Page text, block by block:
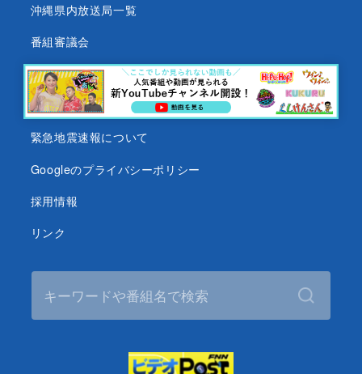
沖縄県内放送局一覧
番組審議会
沖縄テレビ名義の後援依頼について
テレビ視聴データについて
緊急地震速報について
Googleのプライバシーポリシー
採用情報
リンク